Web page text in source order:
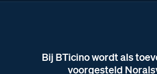
Bij BTicino wordt als
voorgesteld